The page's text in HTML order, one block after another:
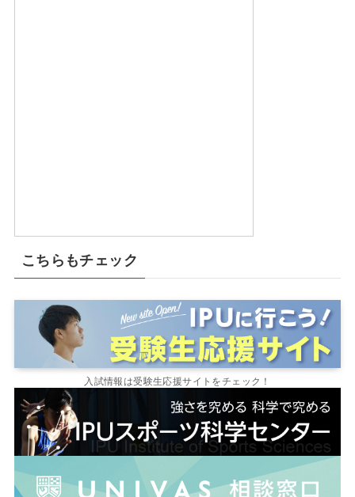
こちらもチェック
入試情報は受験生応援サイトをチェック！